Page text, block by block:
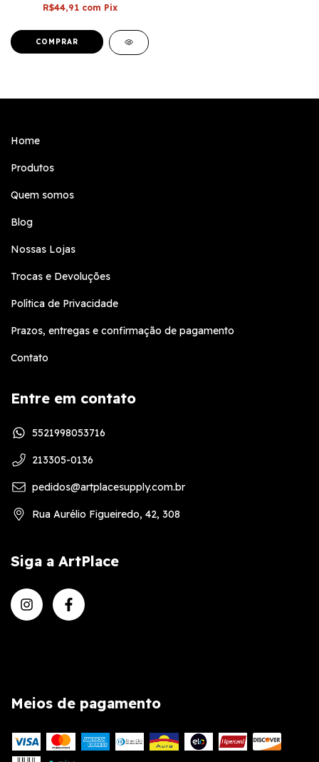
R$44,91 com Pix
COMPRAR
Home
Produtos
Quem somos
Blog
Nossas Lojas
Trocas e Devoluções
Política de Privacidade
Prazos, entregas e confirmação de pagamento
Contato
Entre em contato
5521998053716
213305-0136
pedidos@artplacesupply.com.br
Rua Aurélio Figueiredo, 42, 308
Siga a ArtPlace
Meios de pagamento